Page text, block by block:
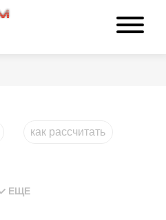
как рассчитать
ЕЩЕ